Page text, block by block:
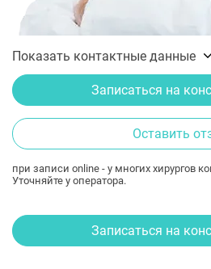
Показать контактные данные
Записаться на
Оставить
при записи online - у многих хирургов
Уточняйте у оператора.
Записаться на